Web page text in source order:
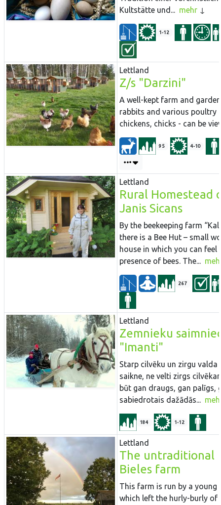
Kultstätte und... mehr
1-12
Lettland
Z/s "Darzini"
A well-kept farm and
rabbits and various poultry -
chickens, chicks - can be
95 4-10
Lettland
Rural Homestead
Janis Sicans
By the beekeeping farm
there is a Bee Hut – small
house in which you can feel
presence of bees. The...
267
Lettland
Zemnieku
"Imanti"
Starp cilvēku un zirgu valda
saikne, ne velti zirgs
būt gan draugs, gan palīgs,
sabiedrotais dažādās...
184 1-12
Lettland
The untraditional
Bieles farm
This farm is run by a young
which left the hurly-burly of